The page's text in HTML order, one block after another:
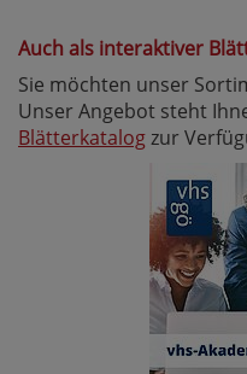
Auch als interaktiver
Sie möchten unser
Unser Angebot steht
Blätterkatalogzur